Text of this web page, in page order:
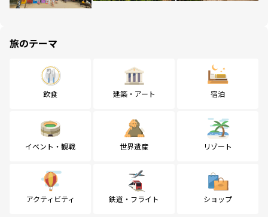
旅のテーマ
飲食 建築・アート 宿泊
イベント・観戦 世界遺産 リゾート
アクティビティ 鉄道・フライト ショップ